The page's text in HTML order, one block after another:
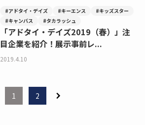
#アドタイ・デイズ #キーエンス
#キッズスター
#キャンバス
#タカラッシュ
「アドタイ・デイズ2019（春）」注
目企業を紹介！展示事前レ...
2019.4.10
1 2